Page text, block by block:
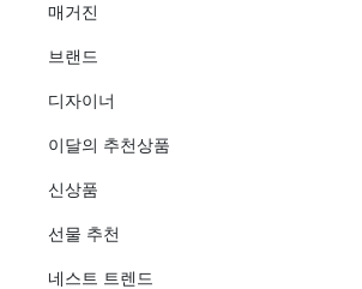
매거진
브랜드
디자이너
이달의 추천상품
신상품
선물 추천
네스트 트렌드